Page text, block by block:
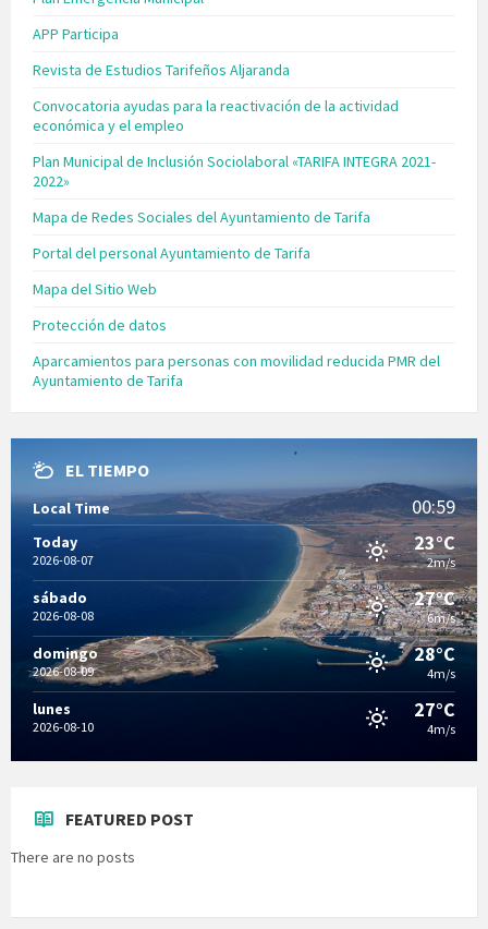
APP Participa
Revista de Estudios Tarifeños Aljaranda
Convocatoria ayudas para la reactivación de la actividad
económica y el empleo
Plan Municipal de Inclusión Sociolaboral «TARIFA INTEGRA 2021-
2022»
Mapa de Redes Sociales del Ayuntamiento de Tarifa
Portal del personal Ayuntamiento de Tarifa
Mapa del Sitio Web
Protección de datos
Aparcamientos para personas con movilidad reducida PMR del
Ayuntamiento de Tarifa
EL TIEMPO
Local Time 00:59
Today
2026-08-07
23°C
2m/s
sábado
2026-08-08
27°C
6m/s
domingo
2026-08-09
28°C
4m/s
lunes
2026-08-10
27°C
4m/s
FEATURED POST
There are no posts